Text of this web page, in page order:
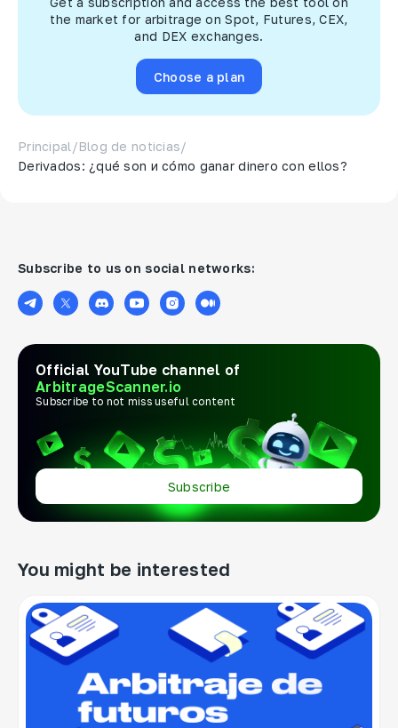
the market for arbitrage on Spot, Futures, CEX,
and DEX exchanges.
Choose a plan
Principal /Blog de noticias/
Derivados: ¿qué son и cómo ganar dinero con ellos?
Subscribe to us on social networks:
Official YouTube channel of
ArbitrageScanner.io
Subscribe to not miss useful content
Subscribe
You might be interested